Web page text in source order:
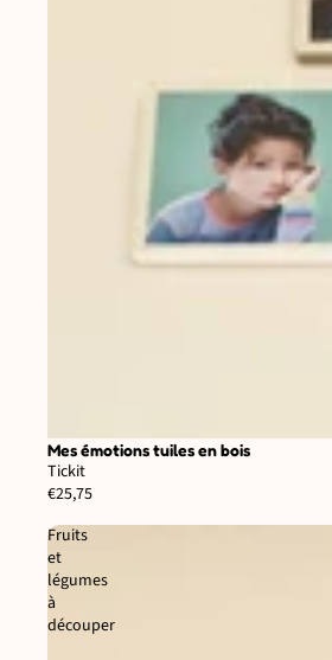
Mes émotions tuiles en bois
Tickit
€25,75
Fruits
et
légumes
à
découper